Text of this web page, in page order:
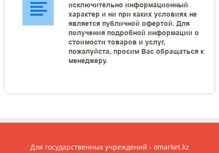
исключительно информационный
характер и ни при каких условиях не
является публичной офертой. Для
получения подробной информации о
стоимости товаров и услуг,
пожалуйста, просим Вас обращаться к
менеджеру.
Для государственных учреждений - omarket.kz